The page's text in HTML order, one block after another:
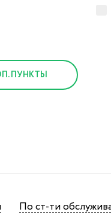
ПУНКТЫ
По ст-ти